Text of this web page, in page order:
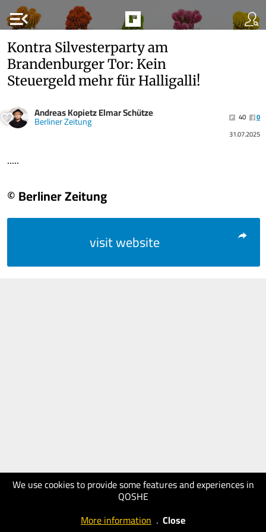
menu_open
We use cookies to provide some features and experiences in
QOSHE
More information . Close
Kontra Silvesterparty am
Brandenburger Tor: Kein
Steuergeld mehr für Halligalli!
Andreas Kopietz Elmar Schütze
Berliner Zeitung 40
0
31.07.2025
.....
© Berliner Zeitung
visit website